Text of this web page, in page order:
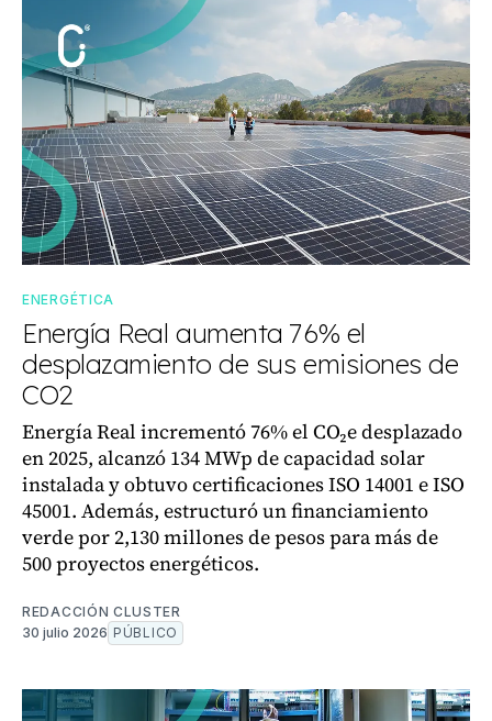
ENERGÉTICA
Energía Real aumenta 76% el
desplazamiento de sus emisiones de
CO2
Energía Real incrementó 76% el CO₂e desplazado
en 2025, alcanzó 134 MWp de capacidad solar
instalada y obtuvo certificaciones ISO 14001 e ISO
45001. Además, estructuró un financiamiento
verde por 2,130 millones de pesos para más de
500 proyectos energéticos.
REDACCIÓN CLUSTER
30 julio 2026 PÚBLICO